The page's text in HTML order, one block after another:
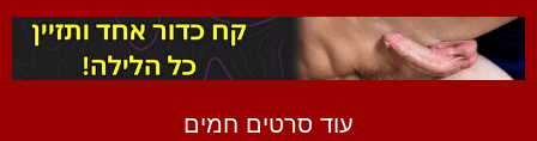
עוד סרטים חמים